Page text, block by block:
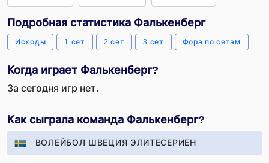
Подробная статистика Фалькенберг
Исходы 1 сет 2 сет 3 сет Фора по сетам
Когда играет Фалькенберг?
За сегодня игр нет.
Как сыграла команда Фалькенберг?
ВОЛЕЙБОЛ ШВЕЦИЯ ЭЛИТЕСЕРИЕН